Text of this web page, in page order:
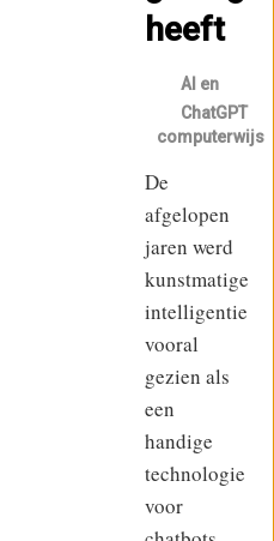
heeft
AI en
ChatGPT
computerwijs
De
afgelopen
jaren werd
kunstmatige
intelligentie
vooral
gezien als
een
handige
technologie
voor